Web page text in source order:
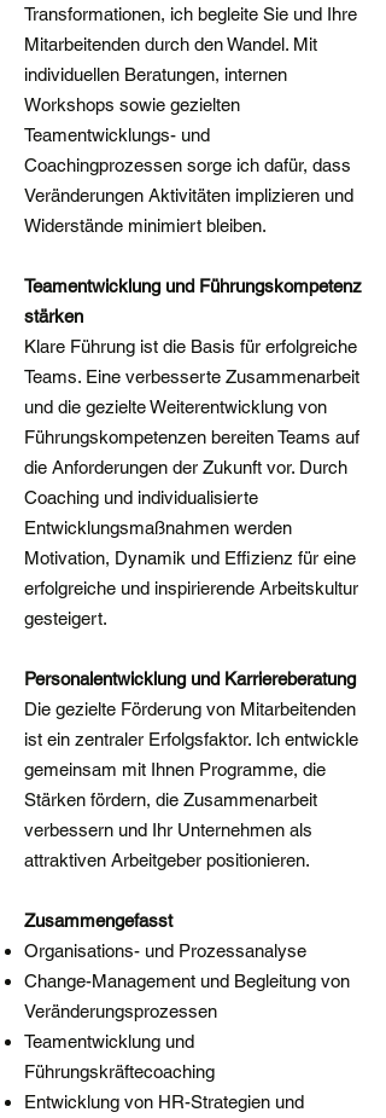
Transformationen, ich begleite Sie und Ihre
Mitarbeitenden durch den Wandel. Mit
individuellen Beratungen, internen
Workshops sowie gezielten
Teamentwicklungs- und
Coachingprozessen sorge ich dafür, dass
Veränderungen Aktivitäten implizieren und
Widerstände minimiert bleiben.
Teamentwicklung und Führungskompetenz
stärken
Klare Führung ist die Basis für erfolgreiche
Teams. Eine verbesserte Zusammenarbeit
und die gezielte Weiterentwicklung von
Führungskompetenzen bereiten Teams auf
die Anforderungen der Zukunft vor. Durch
Coaching und individualisierte
Entwicklungsmaßnahmen werden
Motivation, Dynamik und Effizienz für eine
erfolgreiche und inspirierende Arbeitskultur
gesteigert.
Personalentwicklung und Karriereberatung
Die gezielte Förderung von Mitarbeitenden
ist ein zentraler Erfolgsfaktor. Ich entwickle
gemeinsam mit Ihnen Programme, die
Stärken fördern, die Zusammenarbeit
verbessern und Ihr Unternehmen als
attraktiven Arbeitgeber positionieren.
Zusammengefasst
Organisations- und Prozessanalyse
Change-Management und Begleitung von
Veränderungsprozessen
Teamentwicklung und
Führungskräftecoaching
Entwicklung von HR-Strategien und